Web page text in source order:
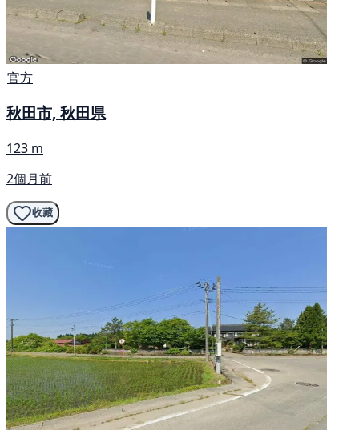
官方
秋田市, 秋田県
123 m
2個月前
收藏